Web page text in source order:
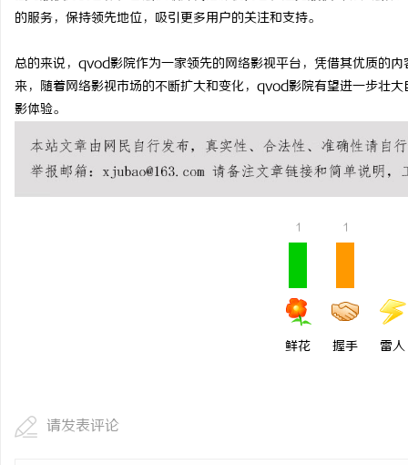
的服务，保持领先地位，吸引更多用户的关注和支持。
总的来说，qvod影院作为一家领先的网络影视平台，凭借其优质的
来，随着网络影视市场的不断扩大和变化，qvod影院有望进一步壮
影体验。
1
鲜花
1
握手 雷人
请发表评论